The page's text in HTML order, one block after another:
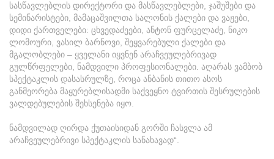
სასწავლებლის დირექტორი და მასწავლებლები, ჯაშუშები და
სემინარისტები, მამაცაშვილთა სალონის ქალები და ვაჟები,
დიდი ქართველები: ცხვედაძეები, ანტონ ფურცელაძე, ნიკო
ლომოური, ვასილ ბარნოვი, შეყვარებული ქალები და
მგალობლები – ყველანი იყვნენ არაჩვეულებრივად
გულწრფელები, ნამდვილი პროფესიონალები. აღარას ვამბობ
სპექტაკლის დასასრულზე, როცა ანბანის თითო ასოს
განმეორება მაყურებლისადმი საქვეყნო ტვირთის შესრულების
ვალდებულების შეხსენება იყო.
ნამდვილად ღირდა ქუთაისიდან გორში ჩასვლა ამ
არაჩვეულებრივი სპექტაკლის სანახავად“.